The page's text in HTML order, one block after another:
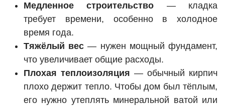
Медленное строительство — кладка
требует времени, особенно в холодное
время года.
Тяжёлый вес — нужен мощный фундамент,
что увеличивает общие расходы.
Плохая теплоизоляция — обычный кирпич
плохо держит тепло. Чтобы дом был тёплым,
его нужно утеплять минеральной ватой или